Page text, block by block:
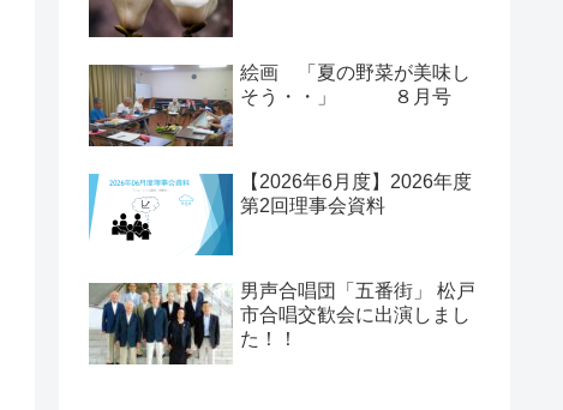
絵画 「夏の野菜が美味し
そう・・」 ８月号
【2026年6月度】2026年度
第2回理事会資料
男声合唱団「五番街」 松戸
市合唱交歓会に出演しまし
た！！